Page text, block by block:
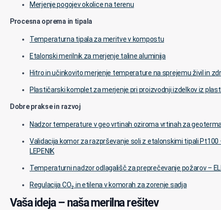
Merjenje pogojev okolice na terenu
Procesna oprema in tipala
Temperaturna tipala za meritve v kompostu
Etalonski merilnik za merjenje taline aluminija
Hitro in učinkovito merjenje temperature na sprejemu živil in
Plastičarski komplet za merjenje pri proizvodnji izdelkov iz
Dobre prakse in razvoj
Nadzor temperature v geo vrtinah oziroma vrtinah za
Validacija komor za razprševanje soli z etalonskimi tipali Pt100
LEPENIK
Temperaturni nadzor odlagališč za preprečevanje požarov –
Regulacija CO₂ in etilena v komorah za zorenje sadja
Vaša ideja – naša merilna rešitev